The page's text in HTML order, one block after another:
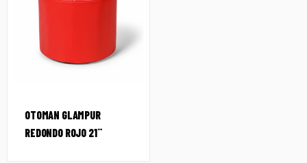
OTOMAN GLAMPUR
REDONDO ROJO 21¨